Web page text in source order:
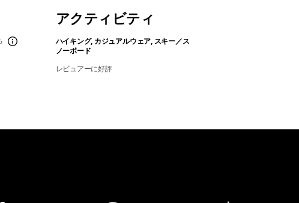
アクティビティ
ハイキング, カジュアルウェア, スキー／ス
ノーボード
レビュアーに好評